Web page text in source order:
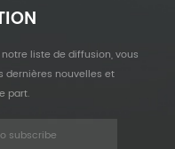
liste de diffusion, vous
dernières nouvelles et
part.